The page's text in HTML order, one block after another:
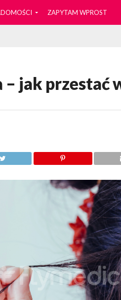
ZAPYTAM WPROST
jak przestać